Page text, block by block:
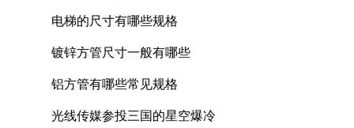
电梯的尺寸有哪些规格
镀锌方管尺寸一般有哪些
铝方管有哪些常见规格
光线传媒参投三国的星空爆冷